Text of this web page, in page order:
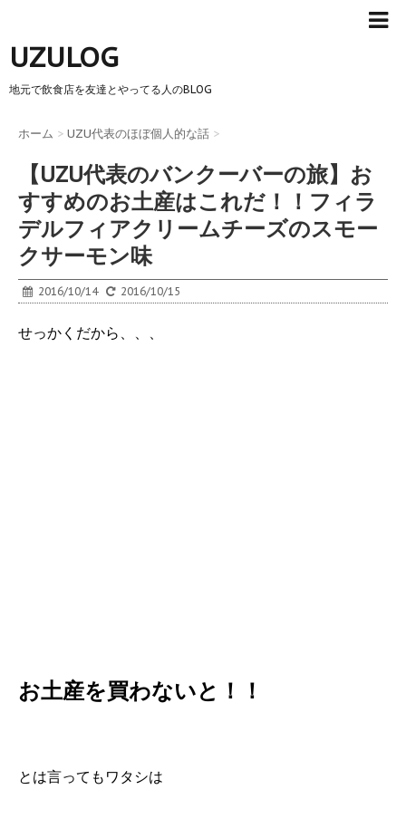
UZULOG
地元で飲食店を友達とやってる人のBLOG
ホーム > UZU代表のほぼ個人的な話 >
【UZU代表のバンクーバーの旅】お
すすめのお土産はこれだ！！フィラ
デルフィアクリームチーズのスモー
クサーモン味
2016/10/14 2016/10/15
せっかくだから、、、
お土産を買わないと！！
とは言ってもワタシは